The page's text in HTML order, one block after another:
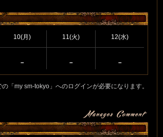
10(月) 11(火) 12(水)
－ － －
「my sm-tokyo」へのログインが必要になります。